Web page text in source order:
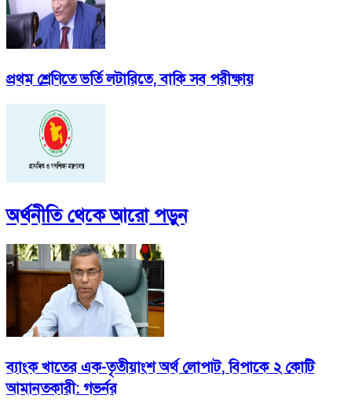
প্রথম শ্রেণিতে ভর্তি লটারিতে, বাকি সব পরীক্ষায়
অর্থনীতিথেকে আরো পড়ুন
ব্যাংক খাতের এক-তৃতীয়াংশ অর্থ লোপাট, বিপাকে ২ কোটি
আমানতকারী: গভর্নর